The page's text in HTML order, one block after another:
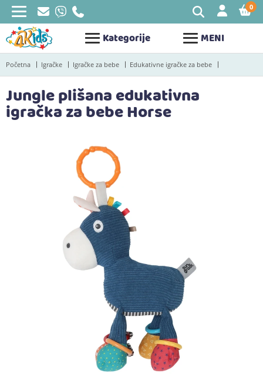
Kategorije MENI
0
Početna Igračke Igračke za bebe Edukativne igračke za bebe
Jungle plišana edukativna
igračka za bebe Horse